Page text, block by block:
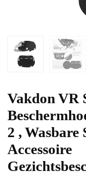
Vakdon VR
2 , Wasbare
Accessoire